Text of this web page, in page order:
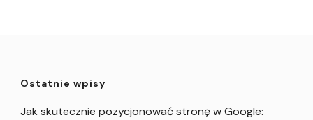
Ostatnie wpisy
Jak skutecznie pozycjonować stronę w Google: